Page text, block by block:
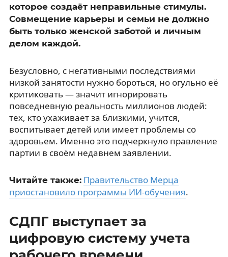
которое создаёт неправильные стимулы.
Совмещение карьеры и семьи не должно
быть только женской заботой и личным
делом каждой.
Безусловно, с негативными последствиями
низкой занятости нужно бороться, но огульно её
критиковать — значит игнорировать
повседневную реальность миллионов людей:
тех, кто ухаживает за близкими, учится,
воспитывает детей или имеет проблемы со
здоровьем. Именно это подчеркнуло правление
партии в своём недавнем заявлении.
Читайте также: Правительство Мерца
приостановило программы ИИ-обучения.
СДПГ выступает за
цифровую систему учета